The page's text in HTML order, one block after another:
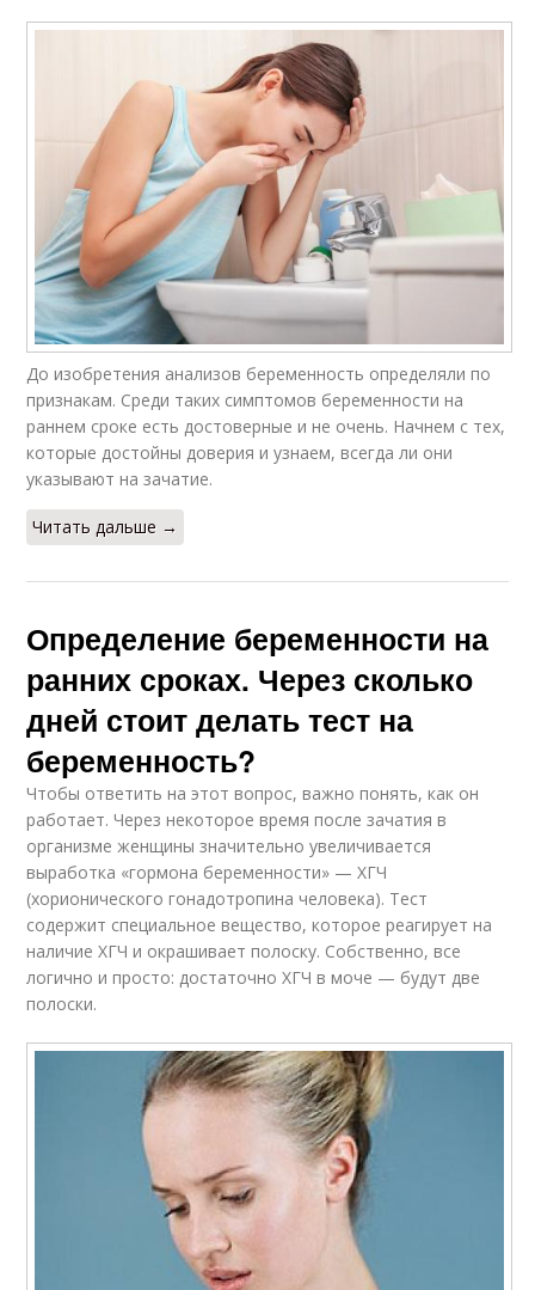
До изобретения анализов беременность определяли по
признакам. Среди таких симптомов беременности на
раннем сроке есть достоверные и не очень. Начнем с тех,
которые достойны доверия и узнаем, всегда ли они
указывают на зачатие.
Читать дальше →
Определение беременности на
ранних сроках. Через сколько
дней стоит делать тест на
беременность?
Чтобы ответить на этот вопрос, важно понять, как он
работает. Через некоторое время после зачатия в
организме женщины значительно увеличивается
выработка «гормона беременности» — ХГЧ
(хорионического гонадотропина человека). Тест
содержит специальное вещество, которое реагирует на
наличие ХГЧ и окрашивает полоску. Собственно, все
логично и просто: достаточно ХГЧ в моче — будут две
полоски.